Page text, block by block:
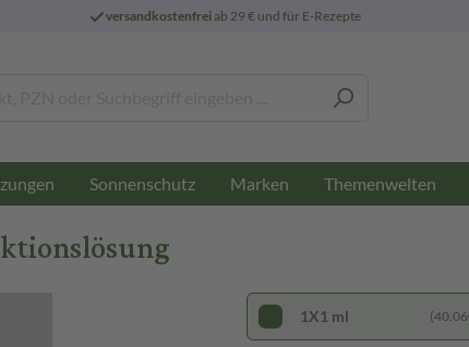
versandkostenfreiab 29 € und für E-Rezepte
Sonnenschutz Marken Themenwelten
1X1 ml